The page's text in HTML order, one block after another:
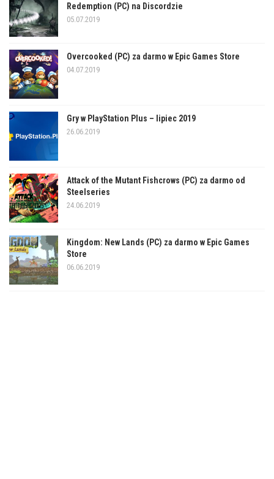
Redemption (PC) na Discordzie
05.07.2019
Overcooked (PC) za darmo w Epic Games Store
04.07.2019
Gry w PlayStation Plus – lipiec 2019
26.06.2019
Attack of the Mutant Fishcrows (PC) za darmo od
Steelseries
24.06.2019
Kingdom: New Lands (PC) za darmo w Epic Games
Store
06.06.2019